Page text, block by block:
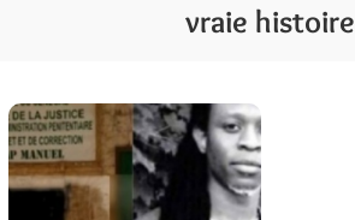
vraie histoire